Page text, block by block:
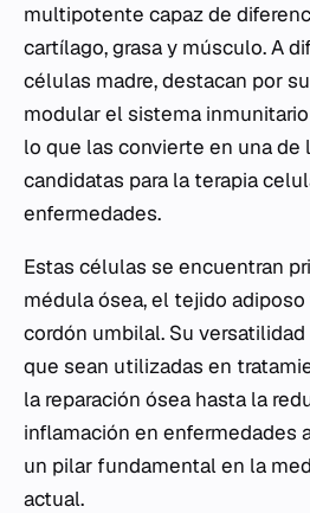
multipotente capaz de
cartílago, grasa y músculo. A
células madre, destacan por
modular el sistema
lo que las convierte en una de
candidatas para la terapia
enfermedades.
Estas células se encuentran
médula ósea, el tejido
cordón umbilal. Su
que sean utilizadas en
la reparación ósea hasta la
inflamación en enfermedades
un pilar fundamental en la
actual.